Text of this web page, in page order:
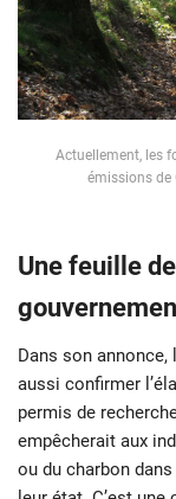
Actuellement, les
émissions de
Une feuille
Dans son
aussi confirmer
permis de
empêcherait aux
ou du charbon